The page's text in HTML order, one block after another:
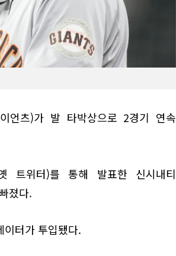
언츠)가 발 타박상으로 2경기 연속
트위터)를 통해 발표한 신시내티
졌다.
터가 투입됐다.